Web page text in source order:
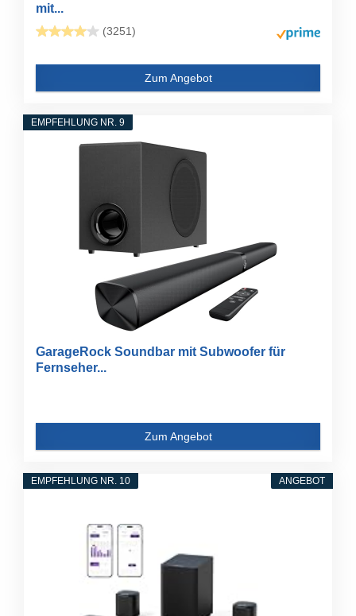
mit...
(3251)
Zum Angebot
EMPFEHLUNG NR. 9
GarageRock Soundbar mit Subwoofer für
Fernseher...
Zum Angebot
ANGEBOT
EMPFEHLUNG NR. 10